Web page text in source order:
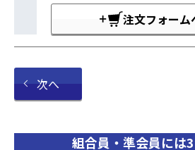
組合員・準会員には
注文フォーム
次へ